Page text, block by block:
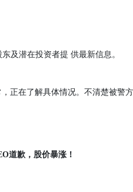
及潜在投资者提 供最新信息。
正在了解具体情况。不清楚被警
道歉，股价暴涨！